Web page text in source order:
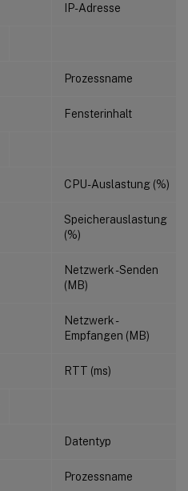
IP-Adresse
Prozessname
Fensterinhalt
CPU-Auslastung (%)
Speicherauslastung
(%)
Netzwerk - Senden
(MB)
Netzwerk -
Empfangen (MB)
RTT (ms)
Datentyp
Prozessname